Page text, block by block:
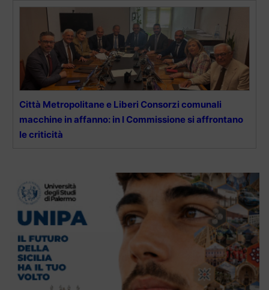
Città Metropolitane e Liberi Consorzi comunali
macchine in affanno: in I Commissione si affrontano
le criticità